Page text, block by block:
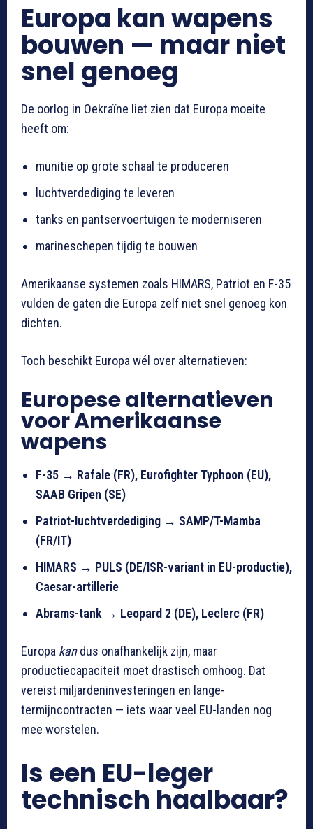
Europa kan wapens
bouwen — maar niet
snel genoeg
De oorlog in Oekraïne liet zien dat Europa moeite
heeft om:
munitie op grote schaal te produceren
luchtverdediging te leveren
tanks en pantservoertuigen te moderniseren
marineschepen tijdig te bouwen
Amerikaanse systemen zoals HIMARS, Patriot en F-35
vulden de gaten die Europa zelf niet snel genoeg kon
dichten.
Toch beschikt Europa wél over alternatieven:
Europese alternatieven
voor Amerikaanse
wapens
F-35 → Rafale (FR), Eurofighter Typhoon (EU),
SAAB Gripen (SE)
Patriot-luchtverdediging → SAMP/T-Mamba
(FR/IT)
HIMARS → PULS (DE/ISR-variant in EU-productie),
Caesar-artillerie
Abrams-tank → Leopard 2 (DE), Leclerc (FR)
Europa kandus onafhankelijk zijn, maar
productiecapaciteit moet drastisch omhoog. Dat
vereist miljardeninvesteringen en lange-
termijncontracten — iets waar veel EU-landen nog
mee worstelen.
Is een EU-leger
technisch haalbaar?